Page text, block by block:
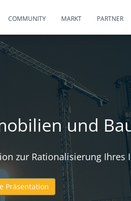
COMMUNITY MARKT PARTNER
und
zur Rationalisierung
Präsentation